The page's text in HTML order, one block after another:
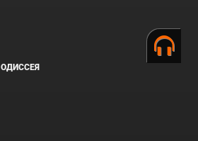
ОДИССЕЯ